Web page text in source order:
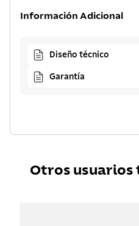
Información Adicional
Diseño técnico
Garantía
Otros